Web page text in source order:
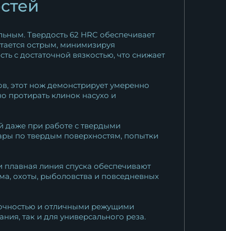
Твердость 62 HRC обеспечивает
острым, минимизируя
с достаточной вязкостью, что снижает
этот нож демонстрирует умеренно
протирать клинок насухо и
даже при работе с твердыми
по твердым поверхностям, попытки
линия спуска обеспечивают
охоты, рыболовства и повседневных
и отличными режущими
так и для универсального реза.